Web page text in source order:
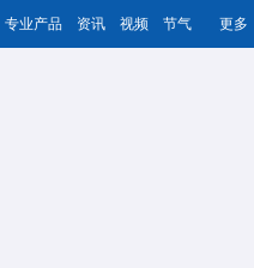
专业产品 资讯 视频 节气 更多